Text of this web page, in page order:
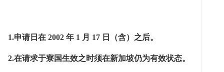
1.申请日在 2002 年 1 月 17 日（含）之后。
2.在请求于寮国生效之时须在新加坡仍为有效状态。